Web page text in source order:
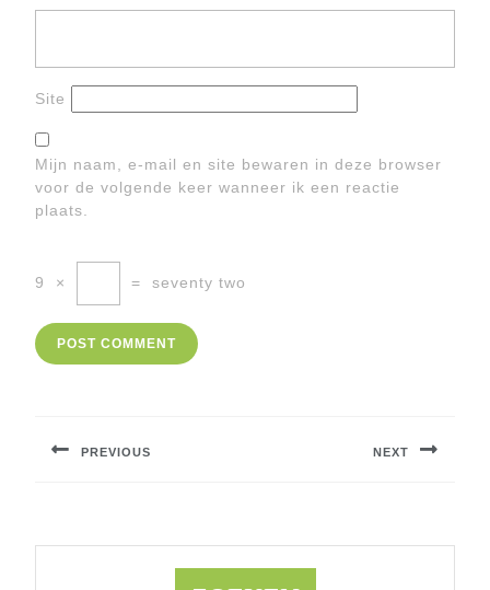
Site
Mijn naam, e-mail en site bewaren in deze browser
voor de volgende keer wanneer ik een reactie
plaats.
9 × = seventy two
PREVIOUS NEXT